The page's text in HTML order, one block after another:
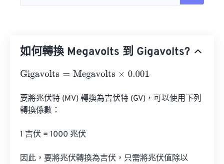
如何轉換 Megavolts 到 Gigavolts?
Gigavolts=Megavolts×0.001
要將兆伏特 (MV) 轉換為吉伏特 (GV)，可以使用下列
轉換係數：
1 吉伏 = 1000 兆伏
因此，要將兆伏轉換為吉伏，只需將兆伏值除以